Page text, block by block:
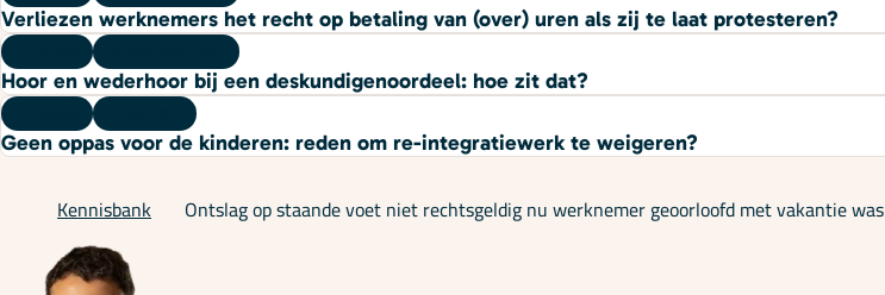
Verliezen werknemers het recht op betaling van (over) uren als zij te laat protesteren?
Hoor en wederhoor bij een deskundigenoordeel: hoe zit dat?
Geen oppas voor de kinderen: reden om re-integratiewerk te weigeren?
Kennisbank Ontslag op staande voet niet rechtsgeldig nu werknemer geoorloofd met vakantie was